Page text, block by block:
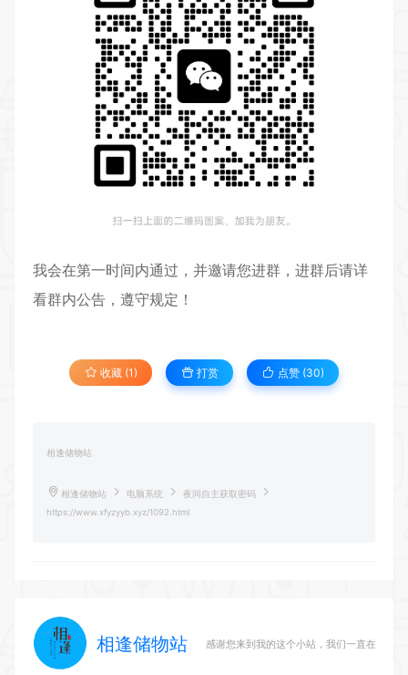
我会在第一时间内通过，并邀请您进群，进群后请详
看群内公告，遵守规定！
收藏 (1) 打赏 点赞 (30)
相逢储物站
相逢储物站 电脑系统
夜间自主获取密码
https://www.xfyzyyb.xyz/1092.html
相逢储物站 感谢您来到我的这个小站，我们一直在路上